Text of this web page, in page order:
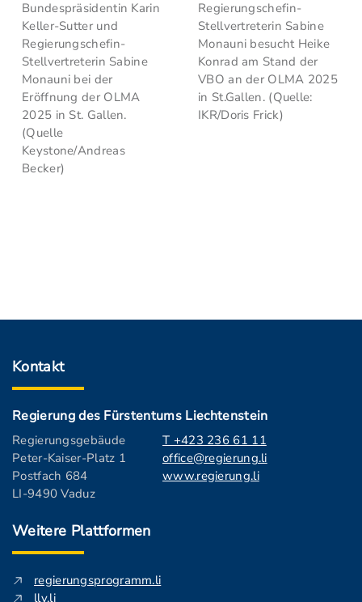
Bundespräsidentin Karin
Keller-Sutter und
Regierungschefin-
Stellvertreterin Sabine
Monauni bei der
Eröffnung der OLMA
2025 in St. Gallen.
(Quelle
Keystone/Andreas
Becker)
Regierungschefin-
Stellvertreterin Sabine
Monauni besucht Heike
Konrad am Stand der
VBO an der OLMA 2025
in St.Gallen. (Quelle:
IKR/Doris Frick)
Kontakt
Regierung des Fürstentums Liechtenstein
Regierungsgebäude
Peter-Kaiser-Platz 1
Postfach 684
LI-9490 Vaduz
T +423 236 61 11
office@regierung.li
www.regierung.li
Weitere Plattformen
regierungsprogramm.li
llv.li